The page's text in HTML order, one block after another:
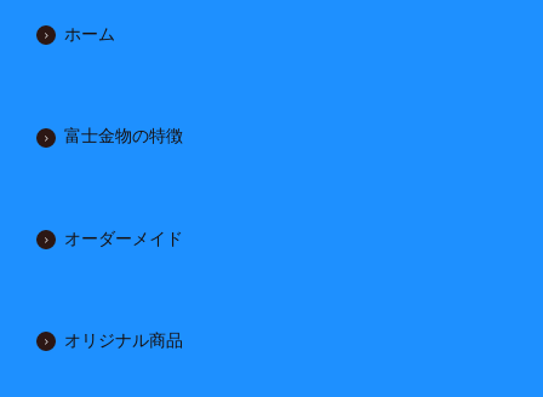
ホーム
富士金物の特徴
オーダーメイド
オリジナル商品